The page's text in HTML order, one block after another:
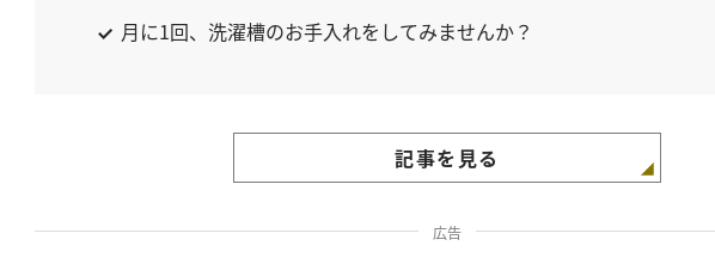
月に1回、洗濯槽のお手入れをしてみませんか？
記事を見る
広告